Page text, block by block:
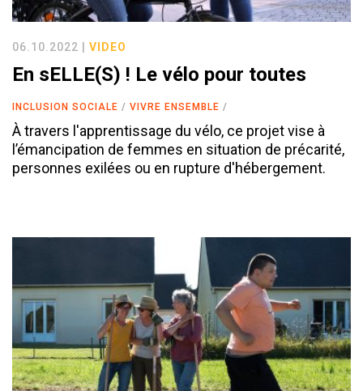
06.10.2022 | VIDEO
En sELLE(S) ! Le vélo pour toutes
INCLUSION SOCIALE VIVRE ENSEMBLE
À travers l'apprentissage du vélo, ce projet vise à
l’émancipation de femmes en situation de précarité,
personnes exilées ou en rupture d'hébergement.